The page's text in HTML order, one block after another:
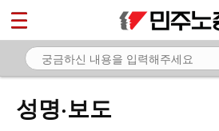
성명·보도
마이페이지
소개
- 공지사항